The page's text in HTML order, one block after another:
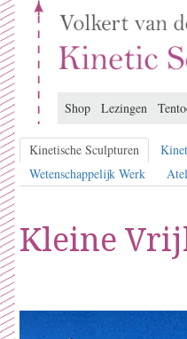
Shop Lezingen
Kinetische Sculpturen
Wetenschappelijk Werk
Kleine